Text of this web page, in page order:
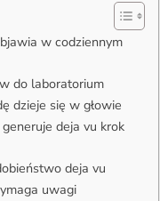
w codziennym
do laboratorium
dzieje się w głowie
deja vu krok
deja vu
uwagi